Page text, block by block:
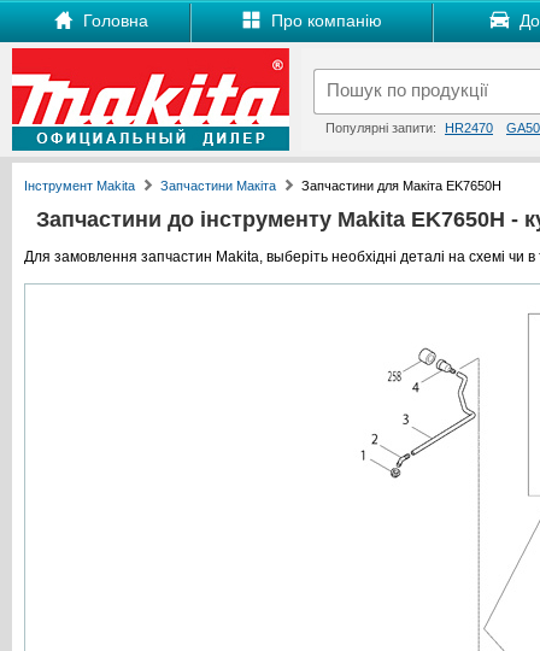
Головна Про компанію
Популярні запити: HR2470
Інструмент Makita Запчастини Макіта Запчастини для Макіта EK7650H
Запчастини до інструменту Makita EK7650H -
Для замовлення запчастин Makita, выберіть необхідні деталі на схемі чи в